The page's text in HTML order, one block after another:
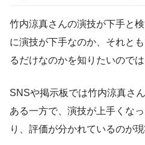
竹内涼真さんの演技が下手と
に演技が下手なのか、それと
るだけなのかを知りたいのでは
SNSや掲示板では竹内涼真さ
ある一方で、演技が上手くな
り、評価が分かれているのが現